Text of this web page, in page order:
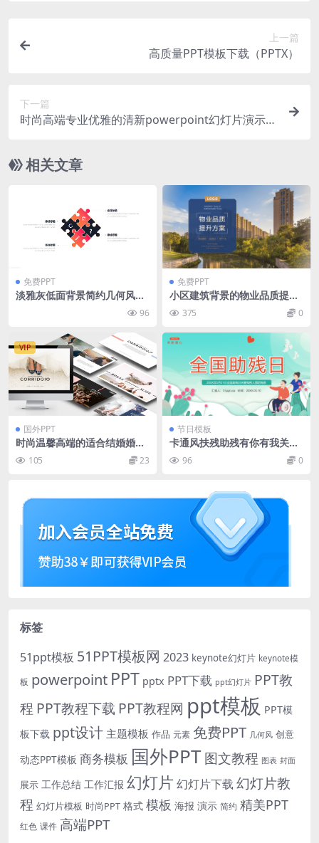
上一篇
高质量PPT模板下载（PPTX）
下一篇
时尚高端专业优雅的清新powerpoint幻灯片演示模
相关文章
免费PPT
淡雅灰低面背景简约几何风工
96
免费PPT
小区建筑背景的物业品质提升
方案PPT模板下载
375 0
VIP
国外PPT
时尚温馨高端的适合结婚婚礼
的keynote幻灯片演示模版
（key）
105 23
节日模板
卡通风扶残助残有你有我关爱
残疾人预防残疾主题班会课件
PPT模板
96 0
标签
51ppt模板 51PPT模板网 2023 keynote幻灯片 keynote模
板 powerpoint PPT pptx PPT下载 ppt幻灯片 PPT教
程 PPT教程下载 PPT教程网 ppt模板 PPT模
板下载 ppt设计 主题模板 作品 元素 免费PPT 几何风 创意
动态PPT模板 商务模板 国外PPT图文教程 图表 封面
展示 工作总结 工作汇报 幻灯片 幻灯片下载 幻灯片教
程 幻灯片模板 时尚PPT 格式 模板 海报 演示 简约 精美PPT
红色 课件 高端PPT